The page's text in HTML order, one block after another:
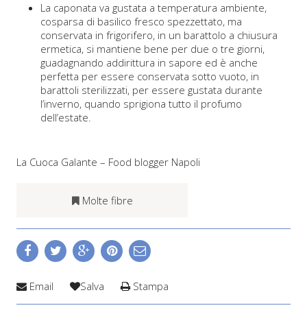
La caponata va gustata a temperatura ambiente,
cosparsa di basilico fresco spezzettato, ma
conservata in frigorifero, in un barattolo a chiusura
ermetica, si mantiene bene per due o tre giorni,
guadagnando addirittura in sapore ed è anche
perfetta per essere conservata sotto vuoto, in
barattoli sterilizzati, per essere gustata durante
l’inverno, quando sprigiona tutto il profumo
dell’estate.
La Cuoca Galante – Food blogger Napoli
Molte fibre
Email Salva Stampa